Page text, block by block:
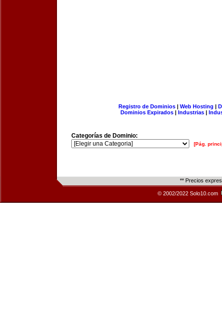
Registro de Dominios| Web Hosting |
Dominios Expirados | Industrias |
Categorías de Dominio:
[Pág.
** Precios
© 2002/2022 Solo10.com